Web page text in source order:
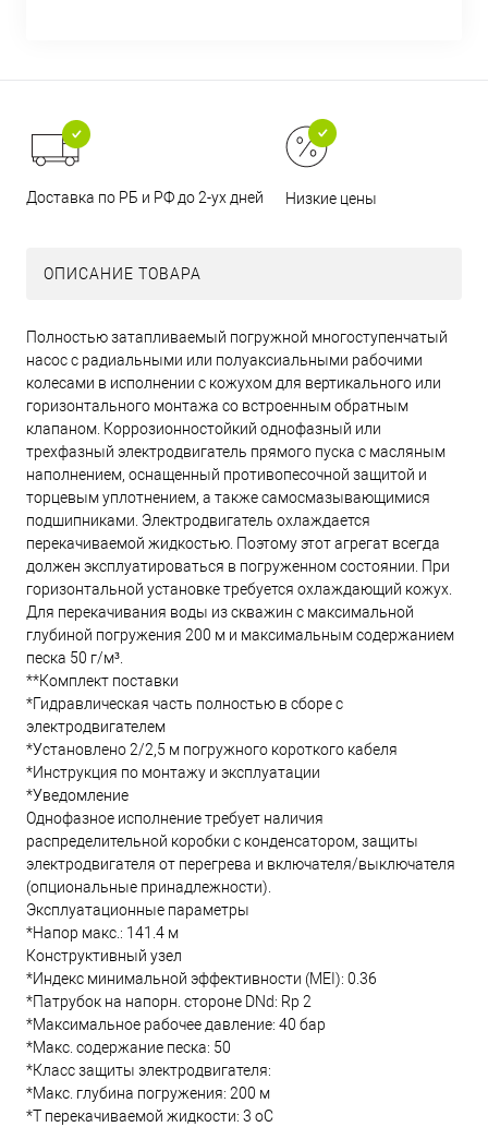
Доставка по РБ и РФ до 2-ух дней Низкие цены
ОПИСАНИЕ ТОВАРА
Полностью затапливаемый погружной многоступенчатый
насос с радиальными или полуаксиальными рабочими
колесами в исполнении с кожухом для вертикального или
горизонтального монтажа со встроенным обратным
клапаном. Коррозионностойкий однофазный или
трехфазный электродвигатель прямого пуска с масляным
наполнением, оснащенный противопесочной защитой и
торцевым уплотнением, а также самосмазывающимися
подшипниками. Электродвигатель охлаждается
перекачиваемой жидкостью. Поэтому этот агрегат всегда
должен эксплуатироваться в погруженном состоянии. При
горизонтальной установке требуется охлаждающий кожух.
Для перекачивания воды из скважин с максимальной
глубиной погружения 200 м и максимальным содержанием
песка 50 г/м³.
**Комплект поставки
*Гидравлическая часть полностью в сборе с
электродвигателем
*Установлено 2/2,5 м погружного короткого кабеля
*Инструкция по монтажу и эксплуатации
*Уведомление
Однофазное исполнение требует наличия
распределительной коробки с конденсатором, защиты
электродвигателя от перегрева и включателя/выключателя
(опциональные принадлежности).
Эксплуатационные параметры
*Напор макс.: 141.4 м
Конструктивный узел
*Индекс минимальной эффективности (MEI): 0.36
*Патрубок на напорн. стороне DNd: Rp 2
*Максимальное рабочее давление: 40 бар
*Макс. содержание песка: 50
*Класс защиты электродвигателя:
*Макс. глубина погружения: 200 м
*Т перекачиваемой жидкости: 3 oC